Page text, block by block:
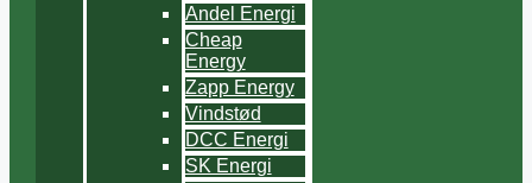
Andel Energi
Cheap
Energy
Zapp Energy
Vindstød
DCC Energi
SK Energi